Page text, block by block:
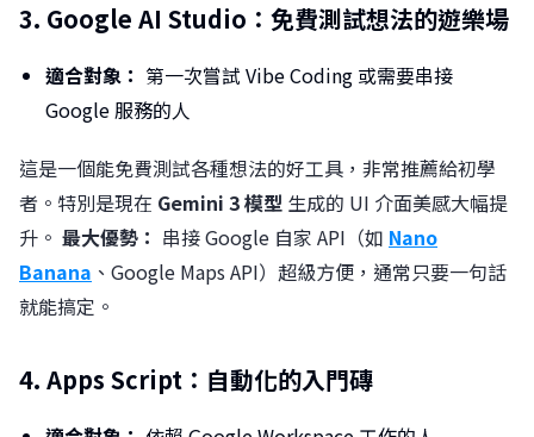
3. Google AI Studio：免費測試想法的遊樂場
適合對象： 第一次嘗試 Vibe Coding 或需要串接
Google 服務的人
這是一個能免費測試各種想法的好工具，非常推薦給初學
者。特別是現在 Gemini 3 模型 生成的 UI 介面美感大幅提
升。 最大優勢： 串接 Google 自家 API（如 Nano
Banana 、Google Maps API）超級方便，通常只要一句話
就能搞定。
4. Apps Script：自動化的入門磚